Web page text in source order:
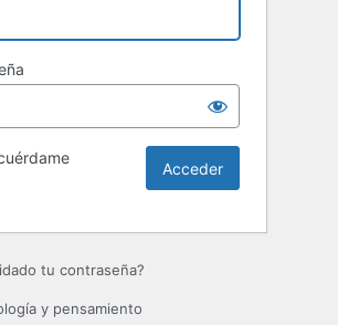
tu contraseña?
y pensamiento